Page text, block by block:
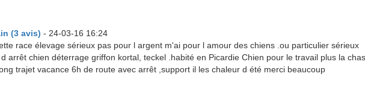
(3 avis) - 24-03-16 16:24
race élevage sérieux pas pour l argent m'ai pour l amour des chiens .ou particulier sérieux
arrêt chien déterrage griffon kortal, teckel .habité en Picardie Chien pour le travail plus la
trajet vacance 6h de route avec arrêt ,support il les chaleur d été merci beaucoup